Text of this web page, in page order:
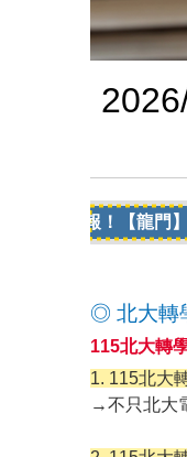
北大轉學考經濟系
◎ 北大轉
115北大轉
1. 115北大
→不只北大